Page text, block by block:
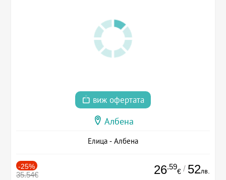
виж офертата
Албена
Елица - Албена
-25%
35.54€ 26.59
€ / 52лв.